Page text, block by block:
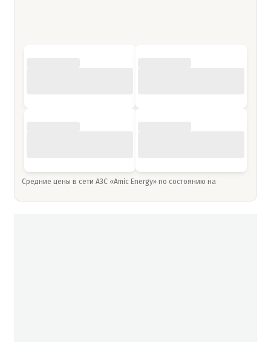
Средние цены в сети АЗС «Amic Energy» по состоянию на